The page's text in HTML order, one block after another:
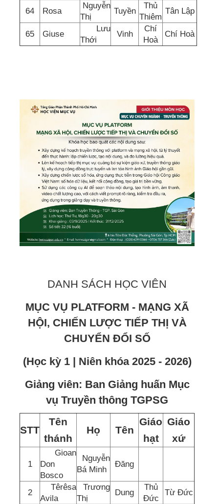
64 Rosa
Nguyễn
Thị
Tuyền
Thủ
Thiêm
Tân Lập
65 Giuse
Lưu
Thới
Vinh
Chí
Hoà
Chí Hoà
DANH SÁCH HỌC VIÊN
MỤC VỤ PLATFORM - MẠNG XÃ
HỘI, CHIẾN LƯỢC TIẾP THỊ VÀ
CHUYỂN ĐỔI SỐ
(Học kỳ 1 | Niên khóa 2025 - 2026)
Giảng viên: Ban Giảng huấn Mục
vụ Truyền thông TGPSG
STT
Tên
thánh
Họ Tên
Giáo
hạt
Giáo
xứ
1
Gioan
Don
Bosco
Nguyễn
Bá Minh
Đăng
2
Têrêsa
Avila
Trương
Thị
Dung
Thủ
Đức
Từ Đức